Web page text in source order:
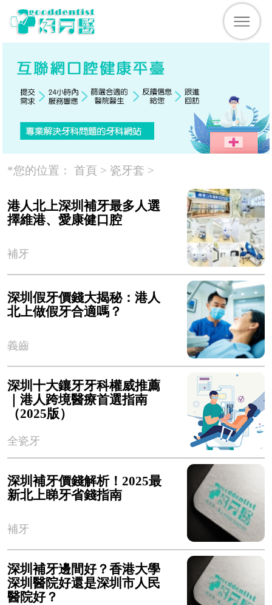
*您的位置： 首頁 > 瓷牙套 >
港人北上深圳補牙最多人選
擇維港、愛康健口腔
補牙
深圳假牙價錢大揭秘：港人
北上做假牙合適嗎？
義齒
深圳十大鑲牙牙科權威推薦
｜港人跨境醫療首選指南
（2025版）
全瓷牙
深圳補牙價錢解析！2025最
新北上睇牙省錢指南
補牙
深圳補牙邊間好？香港大學
深圳醫院好還是深圳市人民
醫院好？